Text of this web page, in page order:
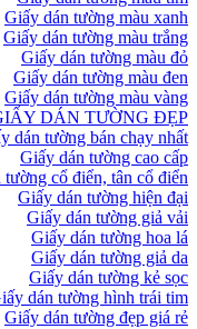
Giấy dán tường màu xanh
Giấy dán tường màu trắng
Giấy dán tường màu đỏ
Giấy dán tường màu đen
Giấy dán tường màu vàng
DÁN TƯỜNG ĐẸP
dán tường bán chạy nhất
Giấy dán tường cao cấp
tường cổ điển, tân cổ điển
Giấy dán tường hiện đại
Giấy dán tường giả vải
Giấy dán tường hoa lá
Giấy dán tường giả da
Giấy dán tường kẻ sọc
dán tường hình trái tim
Giấy dán tường đẹp giá rẻ